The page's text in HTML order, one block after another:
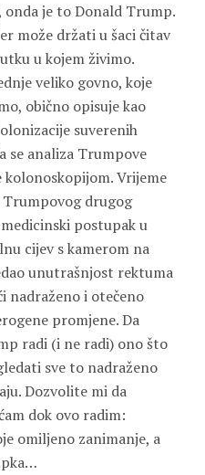
onda je to Donald Trump.
može držati u šaci čitav
u kojem živimo.
veliko govno, koje
obično opisuje kao
suverenih
se analiza Trumpove
Vrijeme
Trumpovog drugog
postupak u
cijev s kamerom na
unutrašnjost rektuma
nadraženo i otečeno
promjene. Da
radi (i ne radi) ono što
sve to nadraženo
Dozvolite mi da
dok ovo radim:
omiljeno zanimanje, a